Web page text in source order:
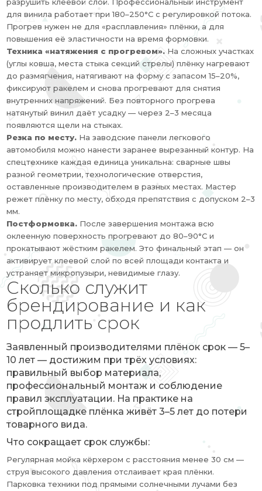
для винила работает при 180–250°C с регулировкой потока.
Прогрев нужен не для «расплавления» плёнки, а для
повышения её эластичности на время формовки.
Техника «натяжения с прогревом». На сложных участках
(углы ковша, места стыка секций стрелы) плёнку нагревают
до размягчения, натягивают на форму с запасом 15–20%,
фиксируют ракелем и снова прогревают для снятия
внутренних напряжений. Без повторного прогрева
натянутый винил даёт усадку — через 2–3 месяца
появляются щели на стыках.
Резка по месту. На заводские панели легкового
автомобиля можно нанести заранее вырезанный контур. На
спецтехнике каждая единица уникальна: сварные швы
разной геометрии, технологические отверстия,
оставленные производителем в разных местах. Мастер
режет плёнку по месту, обходя препятствия с допуском 2–3
мм.
Постформовка. После завершения монтажа всю
оклеенную поверхность прогревают до 80–90°C и
прокатывают жёстким ракелем. Это финальный этап — он
активирует клеевой слой по всей площади контакта и
устраняет микропузыри, невидимые глазу.
Сколько служит
брендирование и как
продлить срок
Заявленный производителями плёнок срок — 5–
10 лет — достижим при трёх условиях:
правильный выбор материала,
профессиональный монтаж и соблюдение
правил эксплуатации. На практике на
стройплощадке плёнка живёт 3–5 лет до потери
товарного вида.
Что сокращает срок службы:
Регулярная мойка кёрхером с расстояния менее 30 см —
струя высокого давления отслаивает края плёнки.
Парковка техники под прямыми солнечными лучами без